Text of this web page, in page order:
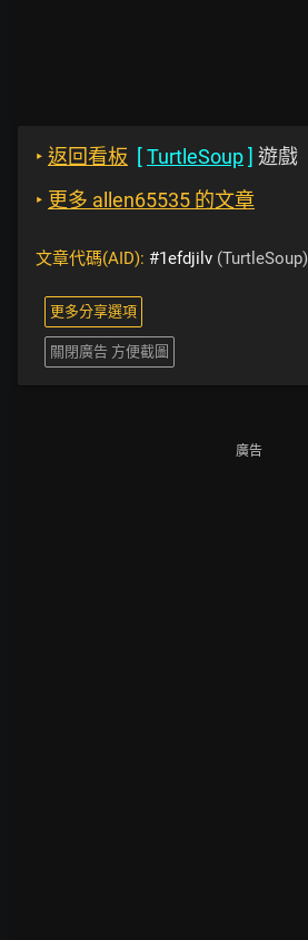
‣ 返回看板 [TurtleSoup] 遊戲
‣ 更多 allen65535 的文章
文章代碼(AID): #1efdjilv (TurtleSoup)
更多分享選項
關閉廣告 方便截圖
廣告